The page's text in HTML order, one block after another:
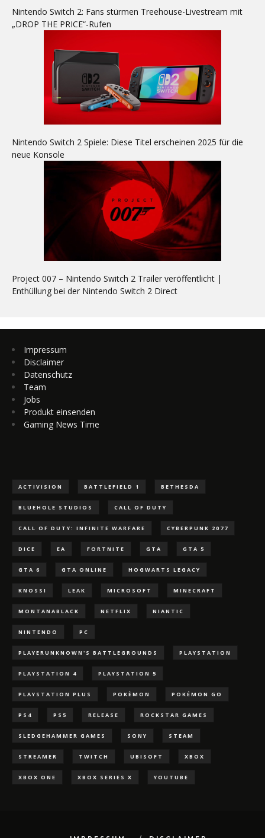
Nintendo Switch 2: Fans stürmen Treehouse-Livestream mit
„DROP THE PRICE“-Rufen
Nintendo Switch 2 Spiele: Diese Titel erscheinen 2025 für die
neue Konsole
Project 007 – Nintendo Switch 2 Trailer veröffentlicht |
Enthüllung bei der Nintendo Switch 2 Direct
Impressum
Disclaimer
Datenschutz
Team
Jobs
Produkt einsenden
Gaming News Time
ACTIVISION BATTLEFIELD 1 BETHESDA
BLUEHOLE STUDIOS CALL OF DUTY
CALL OF DUTY: INFINITE WARFARE CYBERPUNK 2077
DICE EA FORTNITE GTA GTA 5
GTA 6 GTA ONLINE HOGWARTS LEGACY
KNOSSI LEAK MICROSOFT MINECRAFT
MONTANABLACK NETFLIX NIANTIC
NINTENDO PC
PLAYERUNKNOWN'S BATTLEGROUNDS PLAYSTATION
PLAYSTATION 4 PLAYSTATION 5
PLAYSTATION PLUS POKÈMON POKÉMON GO
PS4 PS5 RELEASE ROCKSTAR GAMES
SLEDGEHAMMER GAMES SONY STEAM
STREAMER TWITCH UBISOFT XBOX
XBOX ONE XBOX SERIES X YOUTUBE